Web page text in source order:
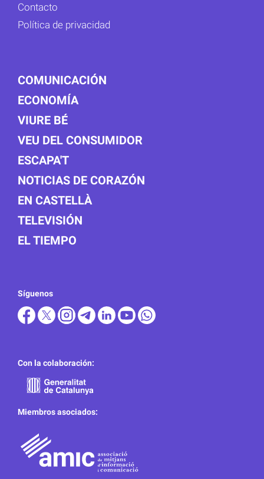
Contacto
Política de privacidad
COMUNICACIÓN
ECONOMÍA
VIURE BÉ
VEU DEL CONSUMIDOR
ESCAPA'T
NOTICIAS DE CORAZÓN
EN CASTELLÀ
TELEVISIÓN
EL TIEMPO
Síguenos
Con la colaboración:
Miembros asociados: